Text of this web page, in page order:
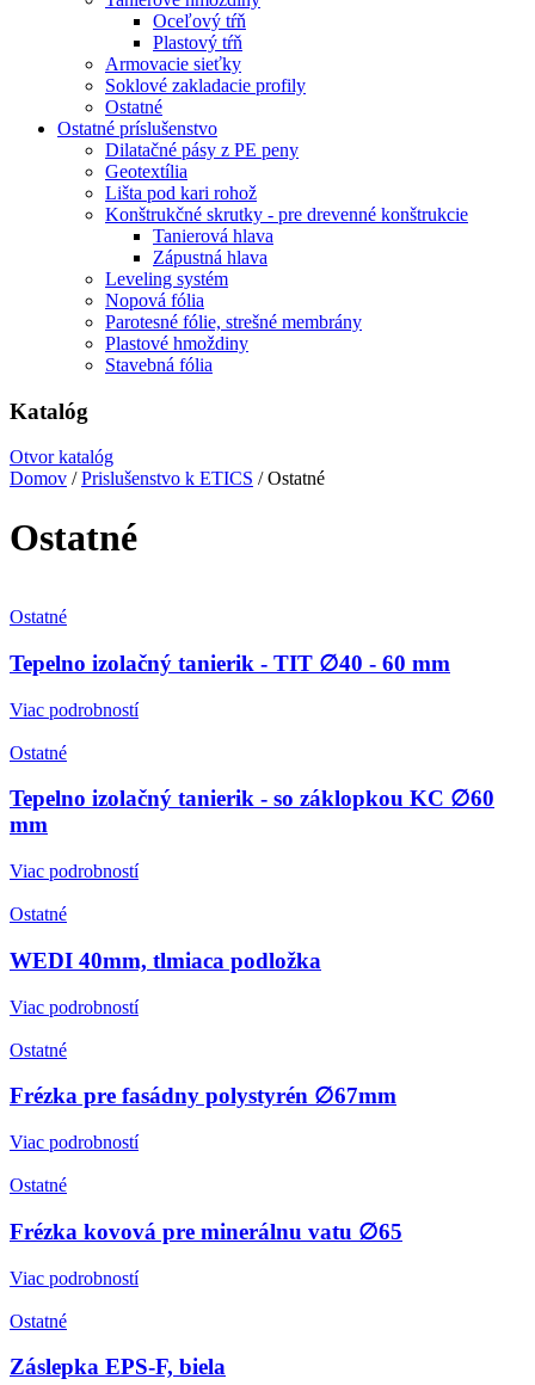
Oceľový tŕň
Plastový tŕň
Armovacie sieťky
Soklové zakladacie profily
Ostatné
Ostatné príslušenstvo
Dilatačné pásy z PE peny
Geotextília
Lišta pod kari rohož
Konštrukčné skrutky - pre drevenné konštrukcie
Tanierová hlava
Zápustná hlava
Leveling systém
Nopová fólia
Parotesné fólie, strešné membrány
Plastové hmoždiny
Stavebná fólia
Katalóg
Otvor katalóg
Domov /Prislušenstvo k ETICS / Ostatné
Ostatné
Ostatné
Tepelno izolačný tanierik - TIT ∅40 - 60 mm
Viac podrobností
Ostatné
Tepelno izolačný tanierik - so záklopkou KC ∅60
mm
Viac podrobností
Ostatné
WEDI 40mm, tlmiaca podložka
Viac podrobností
Ostatné
Frézka pre fasádny polystyrén ∅67mm
Viac podrobností
Ostatné
Frézka kovová pre minerálnu vatu ∅65
Viac podrobností
Ostatné
Záslepka EPS-F, biela